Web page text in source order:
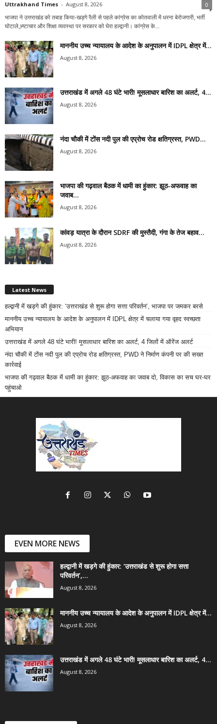
Uttrakhand Times - August 8, 2026 0
भाजपा ने उत्तराखंड को तबाह किया-खड़गे रैली से पहले कांग्रेस का कोतवाली में धरना बेरोजगारी, भर्ती
घोटाले,भ्र्ष्टाचार और शिक्षा व्यवस्था पर सरकार को घेरा हल्द्वानी। कांग्रेस के...
माननीय उच्च न्यायालय के आदेश के अनुपालन में IDPL क्षेत्र में...
August 8, 2026
उत्तराखंड में अगले 48 घंटे भारी! मूसलाधार बारिश का अलर्ट, 4...
August 8, 2026
नंदा चौकी में टोंस नदी पुल की एप्रोच रोड क्षतिग्रस्त, PWD...
August 8, 2026
भाजपा की गढ़वाल बैठक में धामी का हुंकार: झूठ-अफवाह का
जवाब...
August 8, 2026
कांवड़ यात्रा के दौरान SDRF की मुस्तैदी, गंगा के तेज बहाव...
August 8, 2026
Latest News
हल्द्वानी में खड़गे की हुंकार: ‘उत्तराखंड से शुरू होगा सत्ता परिवर्तन’, भाजपा पर जमकर बरसे
माननीय उच्च न्यायालय के आदेश के अनुपालन में IDPL क्षेत्र में चलाया गया वृहद स्वच्छता
अभियान
उत्तराखंड में अगले 48 घंटे भारी! मूसलाधार बारिश का अलर्ट, 4 जिलों में ऑरेंज अलर्ट
नंदा चौकी में टोंस नदी पुल की एप्रोच रोड क्षतिग्रस्त, PWD ने निर्माण कंपनी पर की सख्त
कार्रवाई
भाजपा की गढ़वाल बैठक में धामी का हुंकार: झूठ-अफवाह का जवाब दो, विकास का सच घर-घर
पहुंचाओ
EVEN MORE NEWS
हल्द्वानी में खड़गे की हुंकार: ‘उत्तराखंड से शुरू होगा सत्ता
परिवर्तन’,...
August 8, 2026
माननीय उच्च न्यायालय के आदेश के अनुपालन में IDPL क्षेत्र में...
August 8, 2026
उत्तराखंड में अगले 48 घंटे भारी! मूसलाधार बारिश का अलर्ट, 4...
August 8, 2026